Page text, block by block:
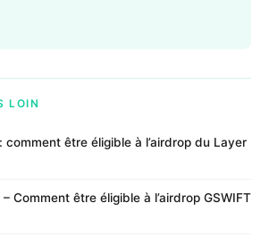
LOIN
être éligible à l’airdrop du Layer
Comment être éligible à l’airdrop GSWIFT